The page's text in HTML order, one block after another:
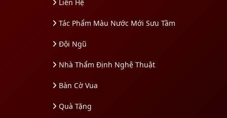
Liên Hệ
Tác Phẩm Màu Nước Mới Sưu Tầm
Đội Ngũ
Nhà Thẩm Định Nghệ Thuật
Bàn Cờ Vua
Quà Tặng